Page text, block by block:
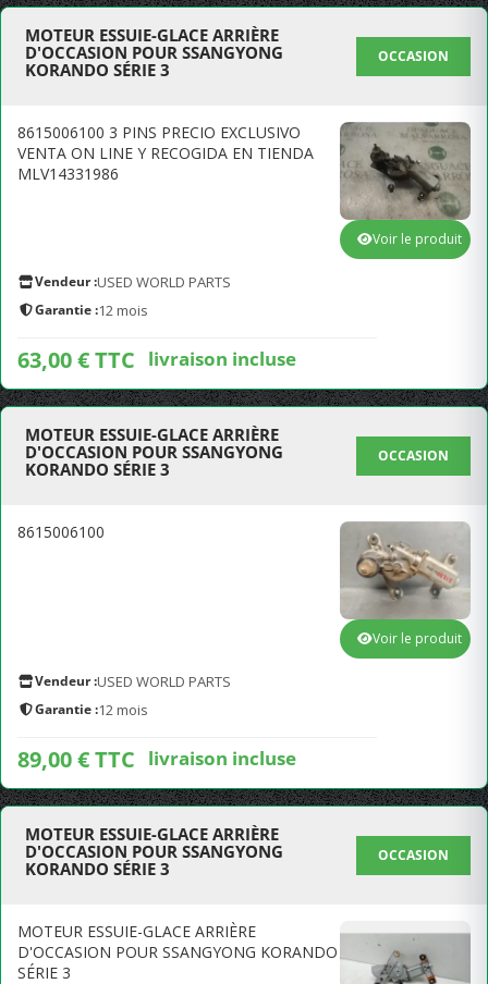
MOTEUR ESSUIE-GLACE ARRIÈRE
D'OCCASION POUR SSANGYONG
KORANDO SÉRIE 3
OCCASION
8615006100 3 PINS PRECIO EXCLUSIVO
VENTA ON LINE Y RECOGIDA EN TIENDA
MLV14331986
Vendeur :USED WORLD PARTS
Garantie :12 mois
63,00 € TTC livraison incluse
Voir le produit
MOTEUR ESSUIE-GLACE ARRIÈRE
D'OCCASION POUR SSANGYONG
KORANDO SÉRIE 3
OCCASION
8615006100
Vendeur :USED WORLD PARTS
Garantie :12 mois
89,00 € TTC livraison incluse
Voir le produit
MOTEUR ESSUIE-GLACE ARRIÈRE
D'OCCASION POUR SSANGYONG
KORANDO SÉRIE 3
OCCASION
MOTEUR ESSUIE-GLACE ARRIÈRE
D'OCCASION POUR SSANGYONG KORANDO
SÉRIE 3